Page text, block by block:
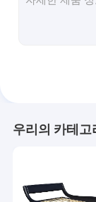
우리의 카테고